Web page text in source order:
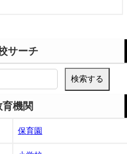
サーチ
育機関
保育園